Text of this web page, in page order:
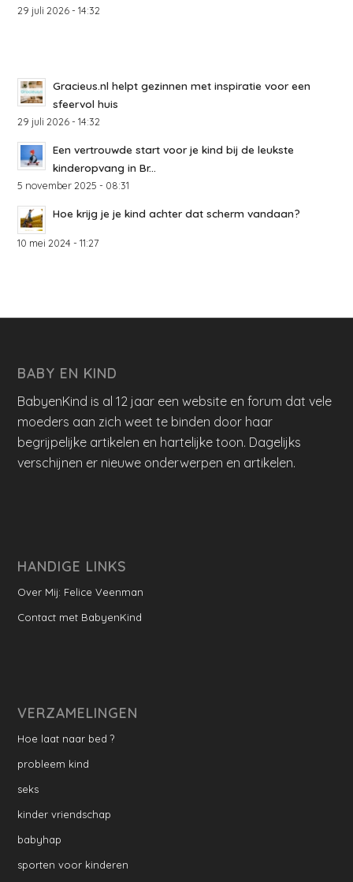
29 juli 2026 - 14:32
Gracieus.nl helpt gezinnen met inspiratie voor een
sfeervol huis
29 juli 2026 - 14:32
Een vertrouwde start voor je kind bij de leukste
kinderopvang in Br...
5 november 2025 - 08:31
Hoe krijg je je kind achter dat scherm vandaan?
10 mei 2024 - 11:27
BABY EN KIND
BabyenKind is al 12 jaar een website en forum dat vele
moeders aan zich weet te binden door haar
begrijpelijke artikelen en hartelijke toon. Dagelijks
verschijnen er nieuwe onderwerpen en artikelen.
HANDIGE LINKS
Over Mij: Felice Veenman
Contact met BabyenKind
VERZAMELINGEN
Hoe laat naar bed ?
probleem kind
seks
kinder vriendschap
babyhap
sporten voor kinderen